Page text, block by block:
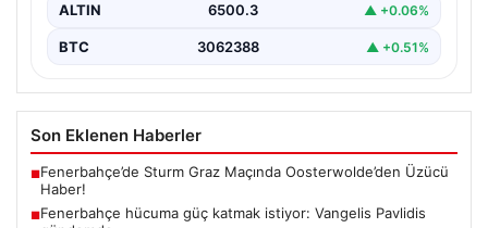
ALTIN 6500.3 ▲ +0.06%
BTC 3062388 ▲ +0.51%
Son Eklenen Haberler
■Fenerbahçe’de Sturm Graz Maçında Oosterwolde’den Üzücü
Haber!
■Fenerbahçe hücuma güç katmak istiyor: Vangelis Pavlidis